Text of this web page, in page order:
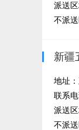
派送
不派
新疆
地址
联系
派送
不派